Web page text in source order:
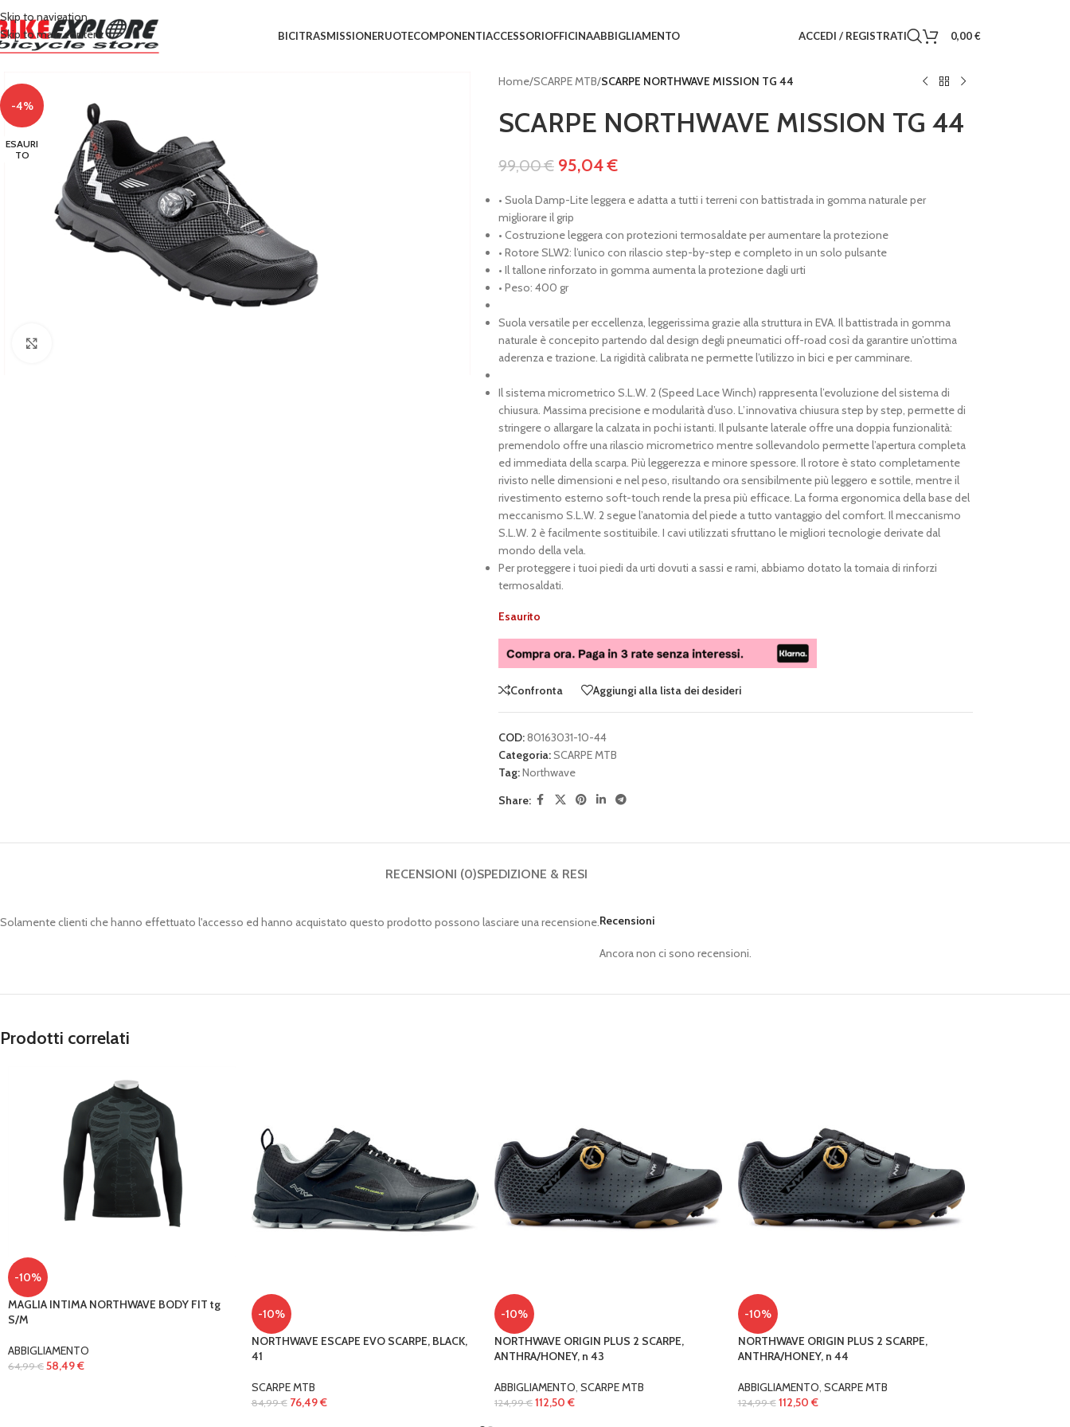
Skip to navigation
Skip to main content
BICITRASMISSIONERUOTECOMPONENTIACCESSORIOFFICINAABBIGLIAMENTO ACCEDI / REGISTRATI 0,00€
-4%
ESAURI
TO
Home/SCARPE MTB/SCARPE NORTHWAVE MISSION TG 44
SCARPE NORTHWAVE MISSION TG 44
99,00€ 95,04€
• Suola Damp-Lite leggera e adatta a tutti i terreni con battistrada in gomma naturale per
migliorare il grip
• Costruzione leggera con protezioni termosaldate per aumentare la protezione
• Rotore SLW2: l’unico con rilascio step-by-step e completo in un solo pulsante
• Il tallone rinforzato in gomma aumenta la protezione dagli urti
• Peso: 400 gr
Suola versatile per eccellenza, leggerissima grazie alla struttura in EVA. Il battistrada in gomma
naturale è concepito partendo dal design degli pneumatici off-road così da garantire un’ottima
aderenza e trazione. La rigidità calibrata ne permette l’utilizzo in bici e per camminare.
Il sistema micrometrico S.L.W. 2 (Speed Lace Winch) rappresenta l’evoluzione del sistema di
chiusura. Massima precisione e modularità d’uso. L’innovativa chiusura step by step, permette di
stringere o allargare la calzata in pochi istanti. Il pulsante laterale offre una doppia funzionalità:
premendolo offre una rilascio micrometrico mentre sollevandolo permette l’apertura completa
ed immediata della scarpa. Più leggerezza e minore spessore. Il rotore è stato completamente
rivisto nelle dimensioni e nel peso, risultando ora sensibilmente più leggero e sottile, mentre il
rivestimento esterno soft-touch rende la presa più efficace. La forma ergonomica della base del
meccanismo S.L.W. 2 segue l’anatomia del piede a tutto vantaggio del comfort. Il meccanismo
S.L.W. 2 è facilmente sostituibile. I cavi utilizzati sfruttano le migliori tecnologie derivate dal
mondo della vela.
Per proteggere i tuoi piedi da urti dovuti a sassi e rami, abbiamo dotato la tomaia di rinforzi
termosaldati.
Esaurito
Confronta Aggiungi alla lista dei desideri
COD:80163031-10-44
Categoria:SCARPE MTB
Tag:Northwave
Share:
RECENSIONI (0)SPEDIZIONE & RESI
Recensioni
Ancora non ci sono recensioni.
Solamente clienti che hanno effettuato l'accesso ed hanno acquistato questo prodotto possono lasciare una recensione.
Prodotti correlati
-10%
MAGLIA INTIMA NORTHWAVE BODY FIT tg
S/M
ABBIGLIAMENTO
64,99€ 58,49€
-10%
NORTHWAVE ESCAPE EVO SCARPE, BLACK,
41
SCARPE MTB
84,99€ 76,49€
-10%
NORTHWAVE ORIGIN PLUS 2 SCARPE,
ANTHRA/HONEY, n 43
ABBIGLIAMENTO SCARPE MTB
124,99€ 112,50 €
-10%
NORTHWAVE ORIGIN PLUS 2 SCARPE,
ANTHRA/HONEY, n 44
ABBIGLIAMENTO SCARPE MTB
124,99€ 112,50 €